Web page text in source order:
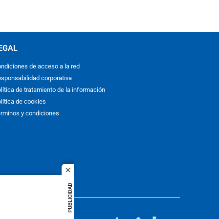
close
PUBLICIDAD
de acceso a la red
corporativa
de tratamiento de la información
de cookies
y condiciones